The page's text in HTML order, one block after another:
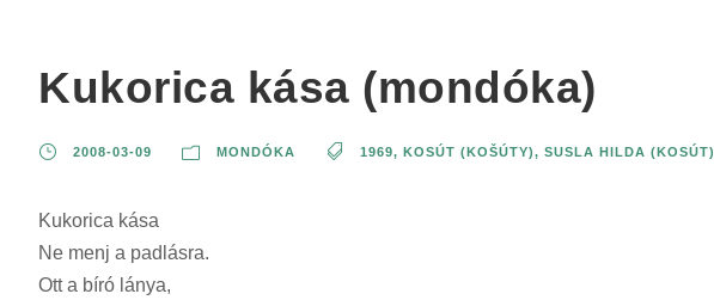
Kukorica kása (mondóka)
2008-03-09 MONDÓKA 1969, KOSÚT (KOŠÚTY), SUSLA HILDA (KOSÚT)
Kukorica kása
Ne menj a padlásra.
Ott a bíró lánya,